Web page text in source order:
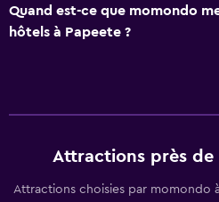
Salle de bain privée
Toilettes
Papier toilette
Quand est-ce que momondo
hôtels à Papeete ?
Attractions près de
Attractions choisies par momondo